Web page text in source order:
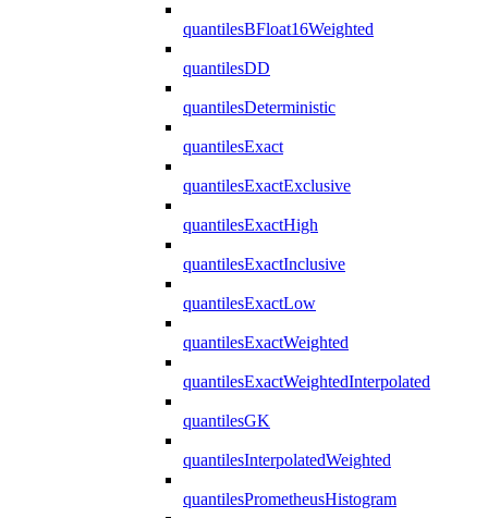
quantilesBFloat16Weighted
quantilesDD
quantilesDeterministic
quantilesExact
quantilesExactExclusive
quantilesExactHigh
quantilesExactInclusive
quantilesExactLow
quantilesExactWeighted
quantilesExactWeightedInterpolated
quantilesGK
quantilesInterpolatedWeighted
quantilesPrometheusHistogram